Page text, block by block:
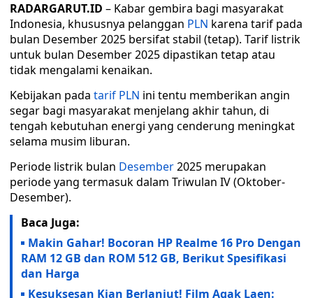
RADARGARUT.ID – Kabar gembira bagi masyarakat
Indonesia, khususnya pelanggan PLN karena tarif pada
bulan Desember 2025 bersifat stabil (tetap). Tarif listrik
untuk bulan Desember 2025 dipastikan tetap atau
tidak mengalami kenaikan.
Kebijakan pada tarif PLN ini tentu memberikan angin
segar bagi masyarakat menjelang akhir tahun, di
tengah kebutuhan energi yang cenderung meningkat
selama musim liburan.
Periode listrik bulan Desember2025 merupakan
periode yang termasuk dalam Triwulan IV (Oktober-
Desember).
Baca Juga:
Makin Gahar! Bocoran HP Realme 16 Pro Dengan
RAM 12 GB dan ROM 512 GB, Berikut Spesifikasi
dan Harga
Kesuksesan Kian Berlanjut! Film Agak Laen: